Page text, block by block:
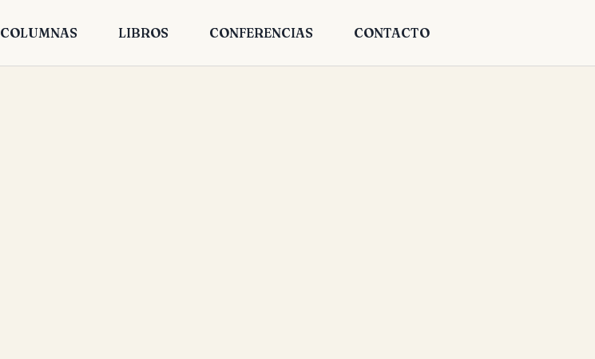
COLUMNAS LIBROS CONFERENCIAS CONTACTO